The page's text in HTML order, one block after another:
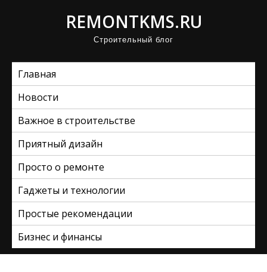
REMONTKMS.RU
Строительный блог
Главная
Новости
Важное в строительстве
Приятный дизайн
Просто о ремонте
Гаджеты и технологии
Простые рекомендации
Бизнес и финансы